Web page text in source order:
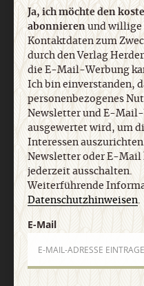
Ja, ich möchte den
abonnierenund willige
Kontaktdaten zum
durch den Verlag
die E-Mail-Werbung
Ich bin einverstanden,
personenbezogenes
Newsletter und E-
ausgewertet wird, um
Interessen
Newsletter oder E-Mail
jederzeit ausschalten.
Weiterführende
Datenschutzhinweisen.
E-Mail